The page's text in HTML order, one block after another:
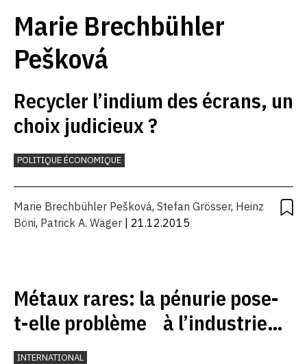
Marie Brechbühler
Pešková
Recycler l’indium des écrans, un
choix judicieux ?
POLITIQUE ÉCONOMIQUE
Marie Brechbühler Pešková, Stefan Grösser, Heinz
Böni, Patrick A. Wäger | 21.12.2015
Métaux rares: la pénurie pose-
t-elle problème à l’industrie
suisse?
INTERNATIONAL